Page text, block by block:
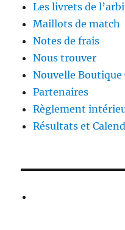
Les livrets de
Maillots de match
Notes de frais
Nous trouver
Nouvelle Boutique
Partenaires
Règlement
Résultats et